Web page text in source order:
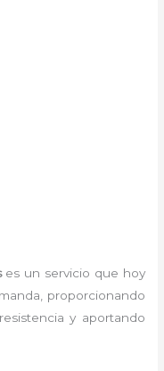
es un servicio que hoy
proporcionando
y aportando